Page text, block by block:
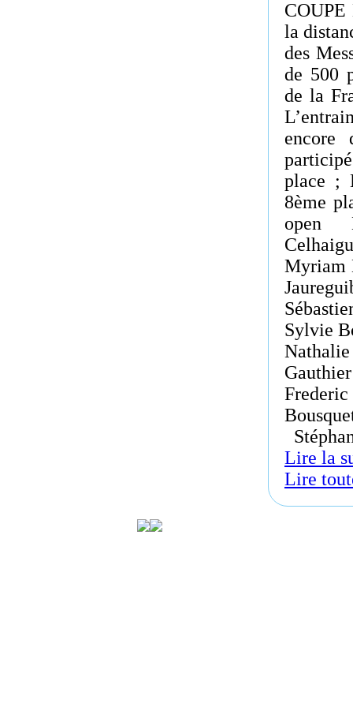
COUPE
la
des
de 500
de la
encore
place ;
8ème
open
Sylvie
Lire la
Lire